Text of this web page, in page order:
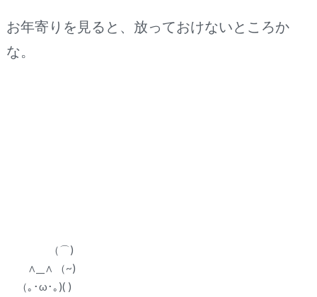
お年寄りを見ると、放っておけないところか
な。
（⌒)
∧__∧ （~)
（｡･ω･｡)( )